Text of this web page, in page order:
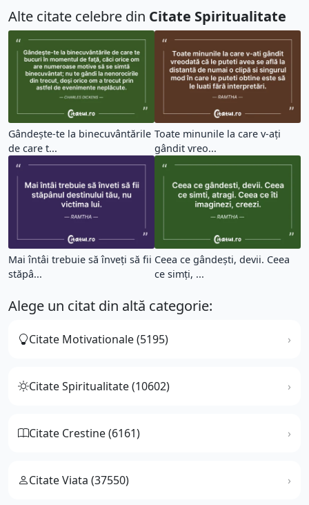
Alte citate celebre din Citate Spiritualitate
Gândeşte-te la binecuvântările
de care t...
Toate minunile la care v-ați
gândit vreo...
Mai întâi trebuie să înveți să fii
stăpâ...
Ceea ce gândești, devii. Ceea
ce simți, ...
Alege un citat din altă categorie:
Citate Motivationale (5195)
Citate Spiritualitate (10602)
Citate Crestine (6161)
Citate Viata (37550)